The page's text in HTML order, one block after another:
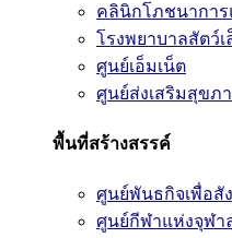
คลินิกโภชนากา
โรงพยาบาลสัตว์เ
ศูนย์เอ็มเน็ต
ศูนย์ส่งเสริมสุขภ
พื้นที่สร้างสรรค์
ศูนย์พันธกิจเพื่อสั
ศูนย์กีฬาแห่งจุฬา